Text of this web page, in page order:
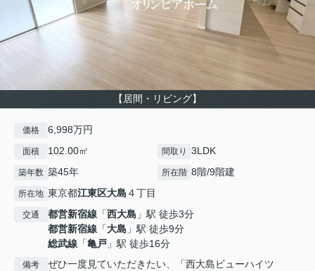
【居間・リビング】
価格 6,998万円
面積 102.00㎡ 間取り 3LDK
築年数 築45年 所在階 8階/9階建
所在地 東京都江東区大島 ４丁目
交通 都営新宿線 「西大島 」駅 徒歩3分
都営新宿線 「大島 」駅 徒歩9分
総武線 「亀戸 」駅 徒歩16分
備考
ぜひ一度見ていただきたい、「西大島ビューハイツ